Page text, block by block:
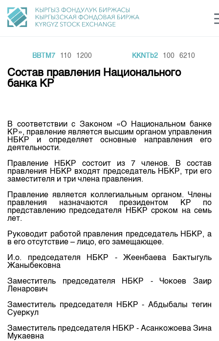
Финансовый рынок KG login Рус Кыр
Общая информация
Акционеры
Внутренний аудитор
Комитеты
Участники торгов
Cтратегия развития
Корпоративные документы
Направления
Товарно-сырьевой сектор
Листинг
Центр раскрытия информации
Тарифы
Аналитика
Пресс-клуб
25 лет ЗАО КФБ
Нормативная база
Биржевая деятельность
Депозитарная деятельность
Центр раскрытия информации
Статистика торгов
Итоги последних торгов
Архив торгов
Индекс и Капитализация
Котировки по ЦБ
Котировки по драг. металлам
Результаты аукционов ГЦБ
Объем ГЦБ в обращении
Общая информация
План работы на год
BBTM7 110 1200 KKNTb2 100 6210
Состав правления Национального
банка КР
В соответствии с Законом «О Национальном банке
КР», правление является высшим органом управления
НБКР и определяет основные направления его
деятельности.
Правление НБКР состоит из 7 членов. В состав
правления НБКР входят председатель НБКР, три его
заместителя и три члена правления.
Правление является коллегиальным органом. Члены
правления назначаются президентом КР по
представлению председателя НБКР сроком на семь
лет.
Руководит работой правления председатель НБКР, а
в его отсутствие – лицо, его замещающее.
И.о. председателя НБКР - Жеенбаева Бактыгуль
Жаныбековна
Заместитель председателя НБКР - Чокоев Заир
Ленарович
Заместитель председателя НБКР - Абдыбалы тегин
Суеркул
Заместитель председателя НБКР - Асанкожоева Зина
Мукаевна